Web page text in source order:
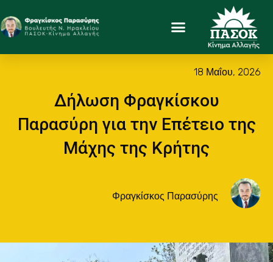
18 Μαΐου, 2026
Δήλωση Φραγκίσκου
Παρασύρη για την Επέτειο της
Μάχης της Κρήτης
Φραγκίσκος Παρασύρης